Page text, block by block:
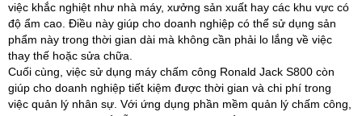
việc khắc nghiệt như nhà máy, xưởng sản xuất hay các khu vực có
độ ẩm cao. Điều này giúp cho doanh nghiệp có thể sử dụng sản
phẩm này trong thời gian dài mà không cần phải lo lắng về việc
thay thế hoặc sửa chữa.
Cuối cùng, việc sử dụng máy chấm công Ronald Jack S800 còn
giúp cho doanh nghiệp tiết kiệm được thời gian và chi phí trong
việc quản lý nhân sự. Với ứng dụng phần mềm quản lý chấm công,